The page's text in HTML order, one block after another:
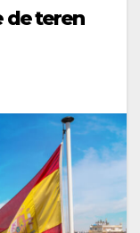
de teren